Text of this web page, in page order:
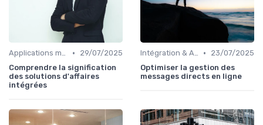
Applications métiers •
29/07/2025
Comprendre la signification
des solutions d'affaires
intégrées
Intégration & APIs •
23/07/2025
Optimiser la gestion des
messages directs en ligne